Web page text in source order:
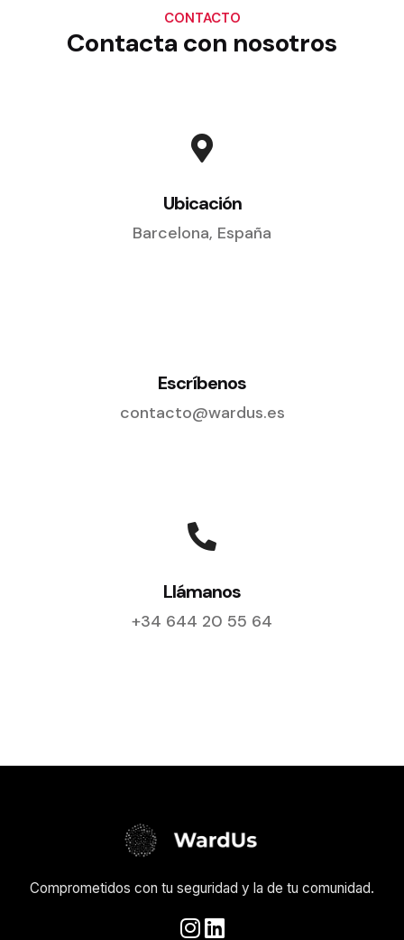
CONTACTO
Contacta con nosotros
Ubicación
Barcelona, España
Escríbenos
contacto@wardus.es
Llámanos
+34 644 20 55 64
Comprometidos con tu seguridad y la de tu comunidad.